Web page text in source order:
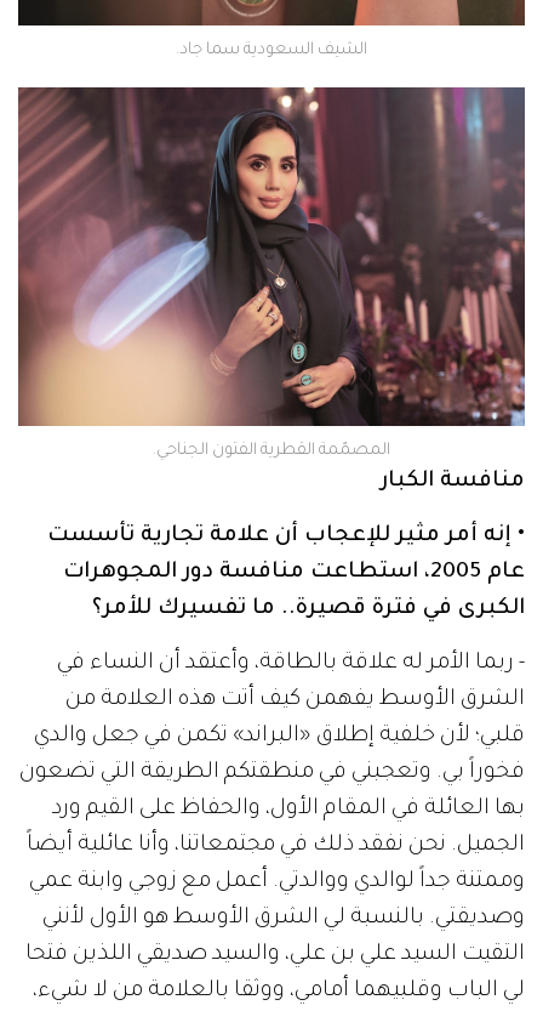
الشيف السعودية سما جاد.
المصمّمة القطرية الفتون الجناحي.
منافسة الكبار
• إنه أمر مثير للإعجاب أن علامة تجارية تأسست
عام 2005، استطاعت منافسة دور المجوهرات
الكبرى في فترة قصيرة.. ما تفسيرك للأمر؟
- ربما الأمر له علاقة بالطاقة، وأعتقد أن النساء في
الشرق الأوسط يفهمن كيف أتت هذه العلامة من
قلبي؛ لأن خلفية إطلاق «البراند» تكمن في جعل والدي
فخوراً بي. وتعجبني في منطقتكم الطريقة التي تضعون
بها العائلة في المقام الأول، والحفاظ على القيم ورد
الجميل. نحن نفقد ذلك في مجتمعاتنا، وأنا عائلية أيضاً
وممتنة جداً لوالدي ووالدتي. أعمل مع زوجي وابنة عمي
وصديقتي. بالنسبة لي الشرق الأوسط هو الأول لأنني
التقيت السيد علي بن علي، والسيد صديقي اللذين فتحا
لي الباب وقلبيهما أمامي، ووثقا بالعلامة من لا شيء،